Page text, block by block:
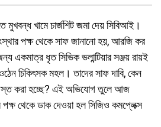
খামে চার্জশিট জমা দেয় সিবিআই।
পক্ষ থেকে সাফ জানানো হয়, আরজি কর
জন্য একমাত্র ধৃত সিভিক ভলান্টিয়ার সঞ্জয় রায়ই
চিকিৎসক মহল। তাদের সাফ দাবি, কেন
করা হচ্ছে? এই অভিযোগ তুলে আজ
পক্ষ থেকে ডাক দেওয়া হল সিজিও কমপ্লেক্স